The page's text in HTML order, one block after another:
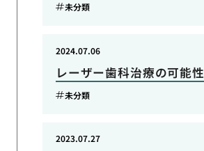
未分類
レーザー歯科治療の可能性
2024.07.06
未分類
2023.07.27